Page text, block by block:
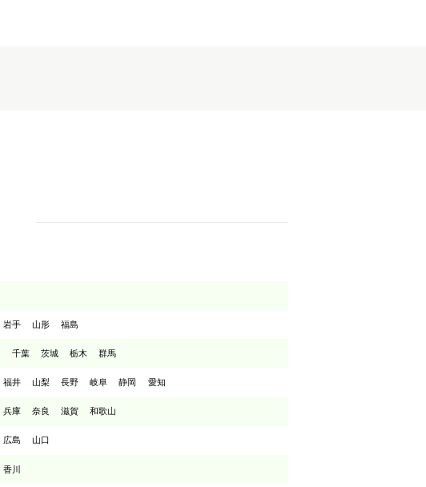
岩手 山形 福島
千葉 茨城 栃木 群馬
福井 山梨 長野 岐阜 静岡 愛知
兵庫 奈良 滋賀 和歌山
広島 山口
香川